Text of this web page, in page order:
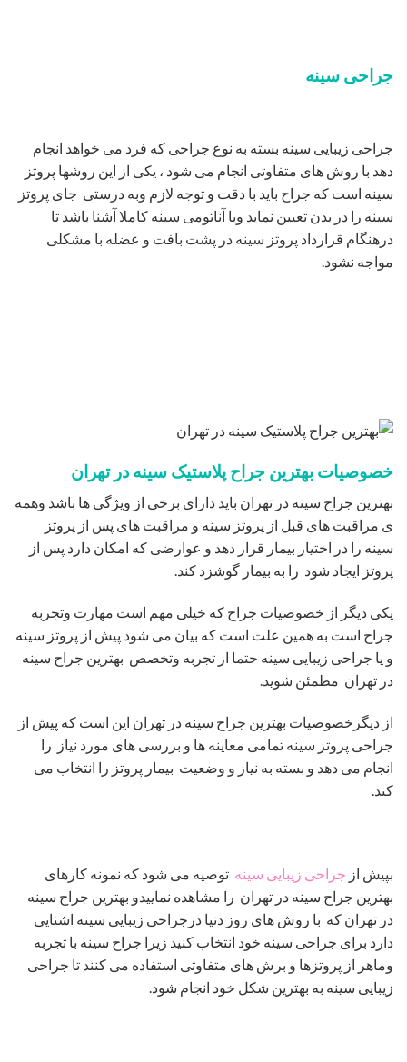
جراحی سینه
جراحی زیبایی سینه بسته به نوع جراحی که فرد می خواهد انجام
دهد با روش های متفاوتی انجام می شود ، یکی از این روشها پروتز
سینه است که جراح باید با دقت و توجه لازم وبه درستی جای پروتز
سینه را در بدن تعیین نماید وبا آناتومی سینه کاملا آشنا باشد تا
درهنگام قرارداد پروتز سینه در پشت بافت و عضله با مشکلی
مواجه نشود.
خصوصیات بهترین جراح پلاستیک سینه در تهران
بهترین جراح سینه در تهران باید دارای برخی از ویژگی ها باشد وهمه
ی مراقبت های قبل از پروتز سینه و مراقبت های پس از پروتز
سینه را در اختیار بیمار قرار دهد و عوارضی که امکان دارد پس از
پروتز ایجاد شود را به بیمار گوشزد کند.
یکی دیگر از خصوصیات جراح که خیلی مهم است مهارت وتجربه
جراح است به همین علت است که بیان می شود پیش از پروتز سینه
و یا جراحی زیبایی سینه حتما از تجربه وتخصص بهترین جراح سینه
در تهران مطمئن شوید.
از دیگرخصوصیات بهترین جراح سینه در تهران این است که پیش از
جراحی پروتز سینه تمامی معاینه ها و بررسی های مورد نیاز را
انجام می دهد و بسته به نیاز و وضعیت بیمار پروتز را انتخاب می
کند.
بپیش از جراحی زیبایی سینه توصیه می شود که نمونه کارهای
بهترین جراح سینه در تهران را مشاهده نماییدو بهترین جراح سینه
در تهران که با روش های روز دنیا درجراحی زیبایی سینه اشنایی
دارد برای جراحی سینه خود انتخاب کنید زیرا جراح سینه با تجربه
وماهر از پروتزها و برش های متفاوتی استفاده می کنند تا جراحی
زیبایی سینه به بهترین شکل خود انجام شود.